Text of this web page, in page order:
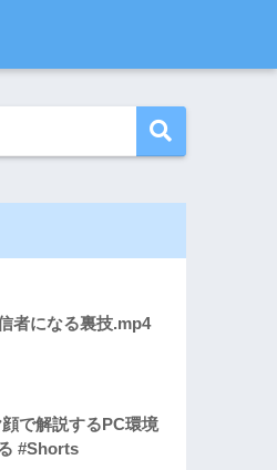
者になる裏技.mp4
で解説するPC環境
#Shorts